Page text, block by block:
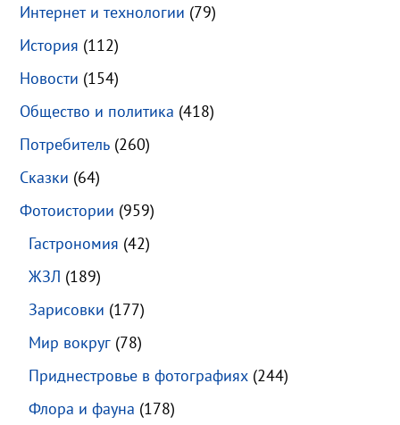
Интернет и технологии (79)
История (112)
Новости (154)
Общество и политика (418)
Потребитель (260)
Сказки (64)
Фотоистории (959)
Гастрономия (42)
ЖЗЛ (189)
Зарисовки (177)
Мир вокруг (78)
Приднестровье в фотографиях (244)
Флора и фауна (178)